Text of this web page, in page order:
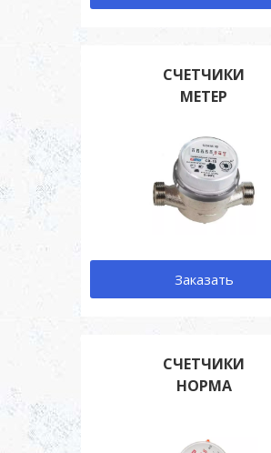
СЧЕТЧИКИ
МЕТЕР
Заказать
СЧЕТЧИКИ
НОРМА